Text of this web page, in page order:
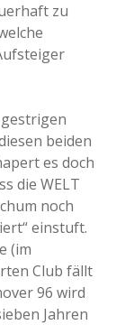
zu
beiden
es doch
die WELT
noch
einstuft.
(im
Club fällt
96 wird
Jahren